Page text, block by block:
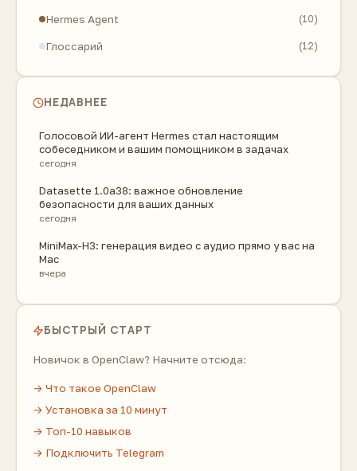
Hermes Agent (10)
Глоссарий (12)
НЕДАВНЕЕ
Голосовой ИИ-агент Hermes стал настоящим
собеседником и вашим помощником в задачах
сегодня
Datasette 1.0a38: важное обновление
безопасности для ваших данных
сегодня
MiniMax-H3: генерация видео с аудио прямо у вас на
Mac
вчера
БЫСТРЫЙ СТАРТ
Новичок в OpenClaw? Начните отсюда:
→ Что такое OpenClaw
→ Установка за 10 минут
→ Топ-10 навыков
→ Подключить Telegram